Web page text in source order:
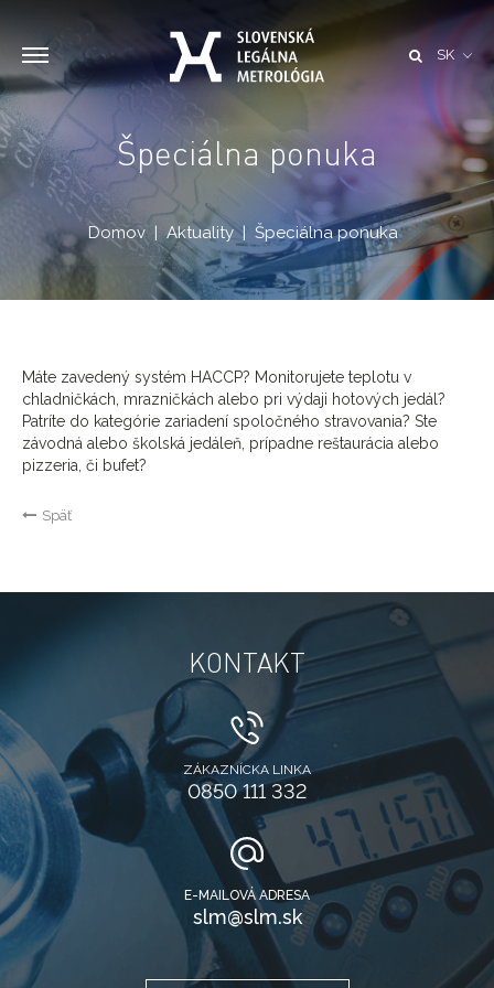
SK
Špeciálna ponuka
Domov Aktuality Špeciálna ponuka
Máte zavedený systém HACCP? Monitorujete teplotu v
chladničkách, mrazničkách alebo pri výdaji hotových jedál?
Patríte do kategórie zariadení spoločného stravovania? Ste
závodná alebo školská jedáleň, prípadne reštaurácia alebo
pizzeria, či bufet?
Späť
KONTAKT
ZÁKAZNÍCKA LINKA
0850 111 332
E-MAILOVÁ ADRESA
slm@slm.sk